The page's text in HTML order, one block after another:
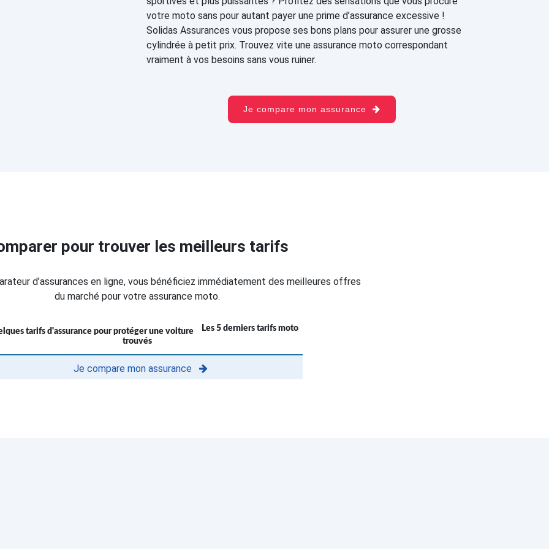
votre moto sans pour autant payer une prime d’assurance excessive !
Solidas Assurances vous propose ses bons plans pour assurer une grosse
cylindrée à petit prix. Trouvez vite une assurance moto correspondant
vraiment à vos besoins sans vous ruiner.
Je compare mon assurance
pour trouver les meilleurs tarifs
d’assurances en ligne, vous bénéficiez immédiatement des meilleures offres
du marché pour votre assurance moto.
Les 5 derniers tarifs moto
trouvés
Je compare mon assurance